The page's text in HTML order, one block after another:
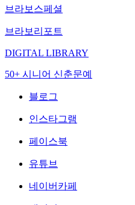
브라보스페셜
브라보리포트
DIGITAL LIBRARY
50+ 시니어 신춘문예
블로그
인스타그램
페이스북
유튜브
네이버카페